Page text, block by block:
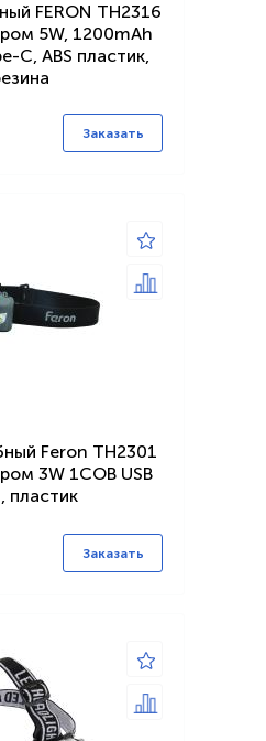
FERON TH2316
5W, 1200mAh
C, ABS пластик,
Заказать
Feron TH2301
3W 1COB USB
пластик
Заказать